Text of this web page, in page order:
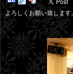
よろしくお願い致します。